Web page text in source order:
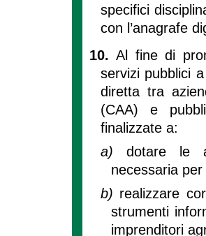
specifici
con l’anagrafe
10.Al fine di
servizi pubblici
diretta tra
(CAA) e
finalizzate a:
a) dotare le
necessaria
b) realizzare
strumenti
imprenditori